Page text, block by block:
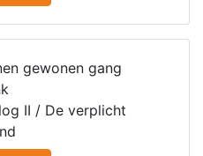
gewonen gang
II / De verplicht